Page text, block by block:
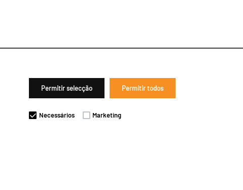
Permitir selecção Permitir todos
Necessários Marketing